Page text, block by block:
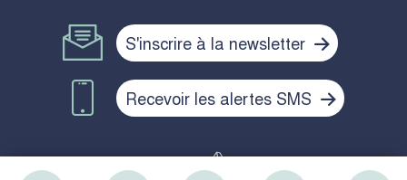
S'inscrire à la newsletter
Recevoir les alertes SMS